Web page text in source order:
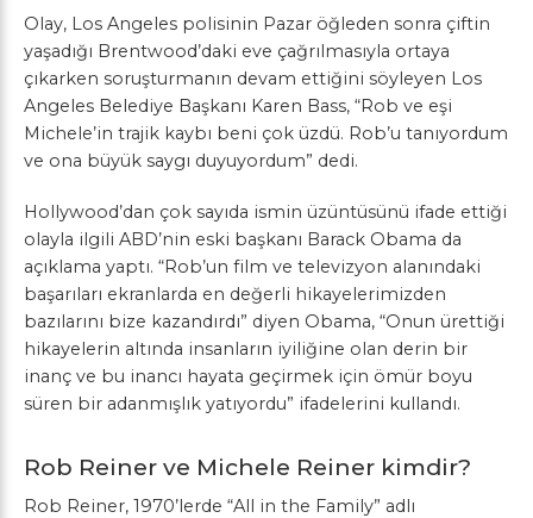
Olay, Los Angeles polisinin Pazar öğleden sonra çiftin
yaşadığı Brentwood’daki eve çağrılmasıyla ortaya
çıkarken soruşturmanın devam ettiğini söyleyen Los
Angeles Belediye Başkanı Karen Bass, “Rob ve eşi
Michele’in trajik kaybı beni çok üzdü. Rob’u tanıyordum
ve ona büyük saygı duyuyordum” dedi.
Hollywood’dan çok sayıda ismin üzüntüsünü ifade ettiği
olayla ilgili ABD’nin eski başkanı Barack Obama da
açıklama yaptı. “Rob’un film ve televizyon alanındaki
başarıları ekranlarda en değerli hikayelerimizden
bazılarını bize kazandırdı” diyen Obama, “Onun ürettiği
hikayelerin altında insanların iyiliğine olan derin bir
inanç ve bu inancı hayata geçirmek için ömür boyu
süren bir adanmışlık yatıyordu” ifadelerini kullandı.
Rob Reiner ve Michele Reiner kimdir?
Rob Reiner, 1970’lerde “All in the Family” adlı